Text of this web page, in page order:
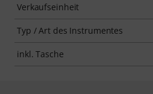
Verkaufseinheit
Typ / Art des Instrumentes
inkl. Tasche